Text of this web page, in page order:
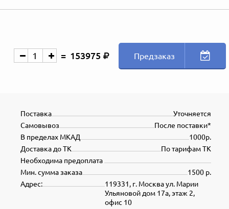
153975 Предзаказ
Уточняется
Поставка
После поставки*
Самовывоз
1000р.
В пределах МКАД
По тарифам ТК
Доставка до ТК
Необходима предоплата
1500 р.
Мин. сумма заказа
119331, г. Москва ул. Марии
Ульяновой дом 17а, этаж 2,
офис 10
Адрес: